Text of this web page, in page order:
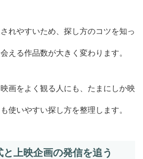
れやすいため、探し方のコツを知っ
える作品数が大きく変わります。
画をよく観る人にも、たまにしか映
使いやすい探し方を整理します。
と上映企画の発信を追う